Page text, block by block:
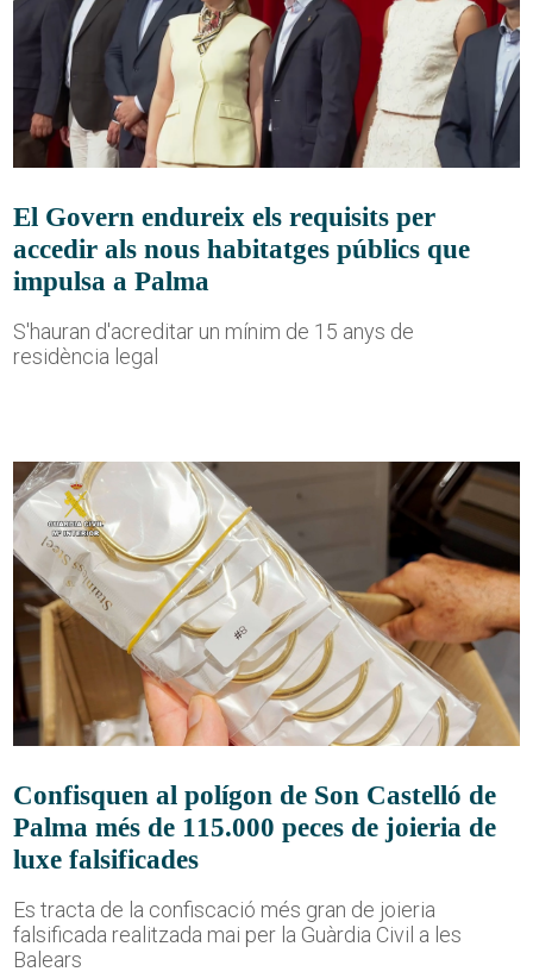
El Govern endureix els requisits per
accedir als nous habitatges públics que
impulsa a Palma
S'hauran d'acreditar un mínim de 15 anys de
residència legal
Confisquen al polígon de Son Castelló de
Palma més de 115.000 peces de joieria de
luxe falsificades
Es tracta de la confiscació més gran de joieria
falsificada realitzada mai per la Guàrdia Civil a les
Balears